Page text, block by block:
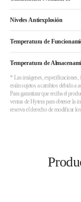
Niveles Antiexplosión
Temperatura de
Temperatura de
* Las imágenes,
están sujetos a cambios debido a
Para garantizar que reciba el
ventas de Hytera para obtener la
reserva el derecho de modificar